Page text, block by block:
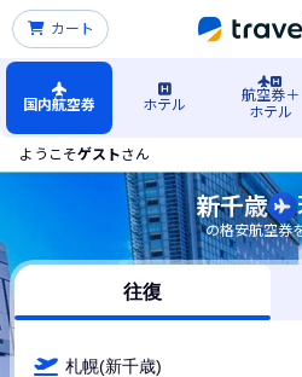
カート
国内航空券 ホテル
航空券＋
ホテル
ようこそゲストさん
札幌（新千歳）空港発→茨城空港
新千歳
の格安航空券
往復
札幌(新千歳)